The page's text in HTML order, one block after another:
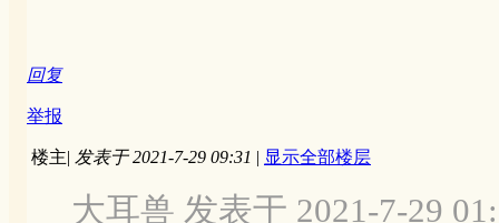
回复
举报
楼主| 发表于 2021-7-29 09:31 | 显示全部楼层
大耳兽 发表于 2021-7-29